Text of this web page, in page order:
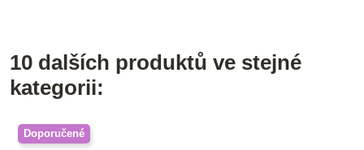
10 dalších produktů ve stejné
kategorii:
Doporučené